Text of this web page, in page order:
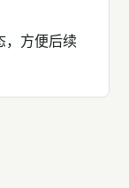
，方便后续